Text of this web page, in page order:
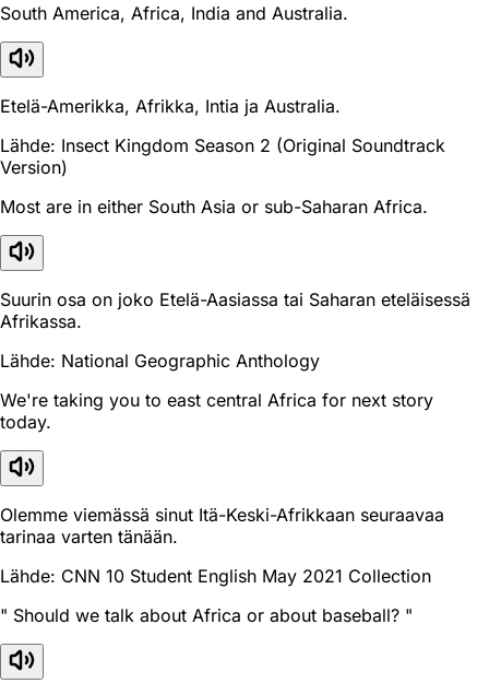
South America, Africa, India and Australia.
Etelä-Amerikka, Afrikka, Intia ja Australia.
Lähde: Insect Kingdom Season 2 (Original Soundtrack
Version)
Most are in either South Asia or sub-Saharan Africa.
Suurin osa on joko Etelä-Aasiassa tai Saharan eteläisessä
Afrikassa.
Lähde: National Geographic Anthology
We're taking you to east central Africa for next story
today.
Olemme viemässä sinut Itä-Keski-Afrikkaan seuraavaa
tarinaa varten tänään.
Lähde: CNN 10 Student English May 2021 Collection
" Should we talk about Africa or about baseball? "